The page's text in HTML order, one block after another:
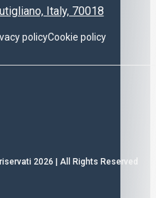
Italy, 70018
policyCookie policy
2026 | All Rights Reserved